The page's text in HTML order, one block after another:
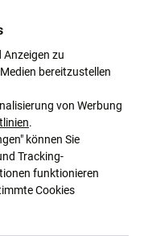
LYA-L09
LYA-L09 LYA-L29
hat, muss er
werden?
Anzeigen zu
bereitzustellen
von Werbung
.
können Sie
Tracking-
funktionieren
Cookies